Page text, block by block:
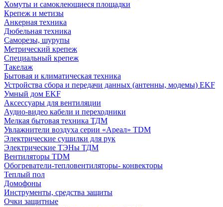
Хомуты и самоклеющиеся площадки
Крепеж и метизы
Анкерная техника
Дюбельная техника
Саморезы, шурупы
Метрический крепеж
Специальный крепеж
Такелаж
Бытовая и климатическая техника
Устройства сбора и передачи данных (антенны, модемы) EKF
Умный дом EKF
Аксессуары для вентиляции
Аудио-видео кабели и переходники
Мелкая бытовая техника ТДМ
Увлажнители воздуха серии «Ареал» TDM
Электрические сушилки для рук
Электрические ТЭНы ТДМ
Вентиляторы TDM
Обогреватели-тепловентиляторы- конвекторы
Теплый пол
Домофоны
Инструменты, средства защиты
Очки защитные